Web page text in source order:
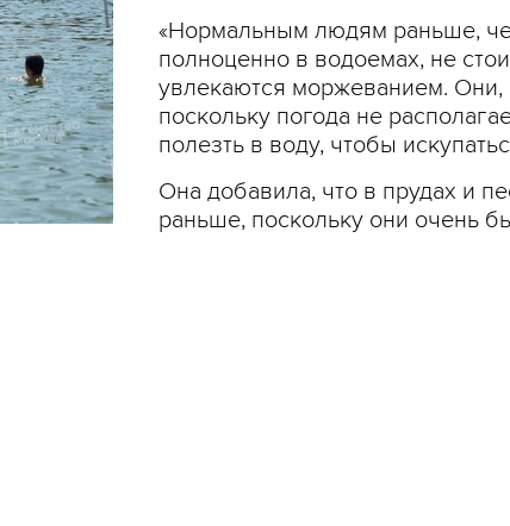
«Нормальным людям раньше,
полноценно в водоемах, не
увлекаются моржеванием. Они,
поскольку погода не
полезть в воду, чтобы
Она добавила, что в прудах и
раньше, поскольку они очень